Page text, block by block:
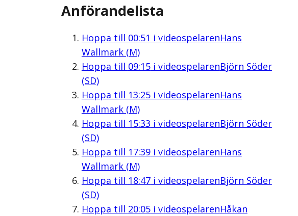
Anförandelista
Hoppa till 00:51 i videospelarenHans
Wallmark (M)
Hoppa till 09:15i videospelarenBjörn Söder
(SD)
Hoppa till 13:25i videospelarenHans
Wallmark (M)
Hoppa till 15:33 i videospelarenBjörn Söder
(SD)
Hoppa till 17:39i videospelarenHans
Wallmark (M)
Hoppa till 18:47i videospelarenBjörn Söder
(SD)
Hoppa till 20:05i videospelarenHåkan